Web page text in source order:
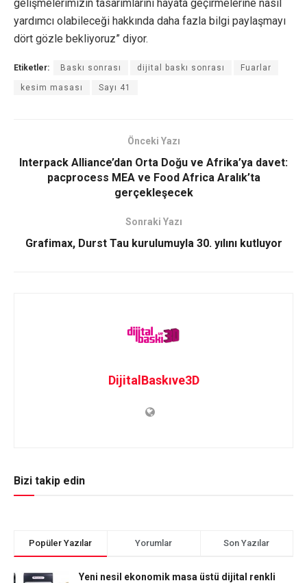
gelişmelerimizin tasarımlarını hayata geçirmelerine nasıl
yardımcı olabileceği hakkında daha fazla bilgi paylaşmayı
dört gözle bekliyoruz” diyor.
Etiketler: Baskı sonrası dijital baskı sonrası Fuarlar
kesim masası Sayı 41
Önceki Yazı
Interpack Alliance’dan Orta Doğu ve Afrika’ya davet:
pacprocess MEA ve Food Africa Aralık’ta
gerçekleşecek
Sonraki Yazı
Grafimax, Durst Tau kurulumuyla 30. yılını kutluyor
DijitalBaskıve3D
Bizi takip edin
Popüler Yazılar Yorumlar Son Yazılar
Yeni nesil ekonomik masa üstü dijital renkli